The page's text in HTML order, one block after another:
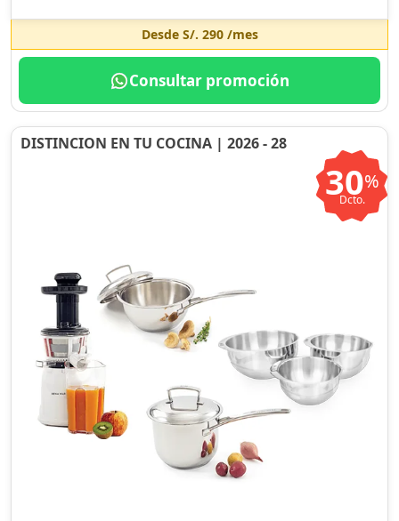
Desde S/. 290/mes
Consultar promoción
DISTINCION EN TU COCINA | 2026 - 28
30%
Dcto.